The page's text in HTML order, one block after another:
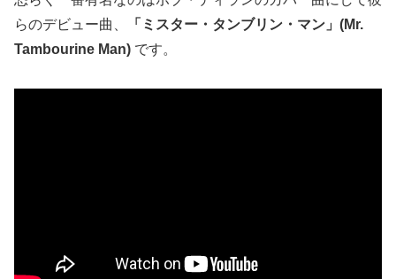
らのデビュー曲、
「ミスター・タンブリン・マン」(Mr.
Tambourine Man) です。